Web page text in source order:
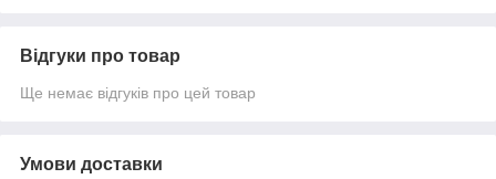
Відгуки про товар
Ще немає відгуків про цей товар
Умови доставки